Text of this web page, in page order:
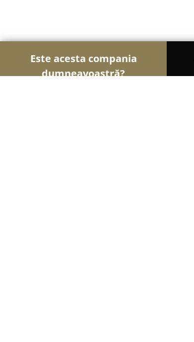
Este acesta compania
dumneavoastră?